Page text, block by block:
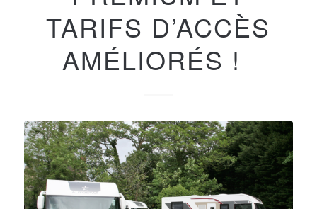
TARIFS D’ACCÈS
AMÉLIORÉS !